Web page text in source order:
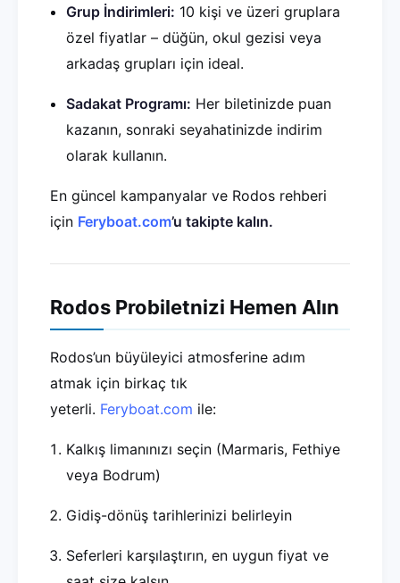
Grup İndirimleri: 10 kişi ve üzeri gruplara
özel fiyatlar – düğün, okul gezisi veya
arkadaş grupları için ideal.
Sadakat Programı: Her biletinizde puan
kazanın, sonraki seyahatinizde indirim
olarak kullanın.
En güncel kampanyalar ve Rodos rehberi
için Feryboat.com’u takipte kalın.
Rodos Probiletnizi Hemen Alın
Rodos’un büyüleyici atmosferine adım
atmak için birkaç tık
yeterli. Feryboat.com ile:
Kalkış limanınızı seçin (Marmaris, Fethiye
veya Bodrum)
Gidiş-dönüş tarihlerinizi belirleyin
Seferleri karşılaştırın, en uygun fiyat ve